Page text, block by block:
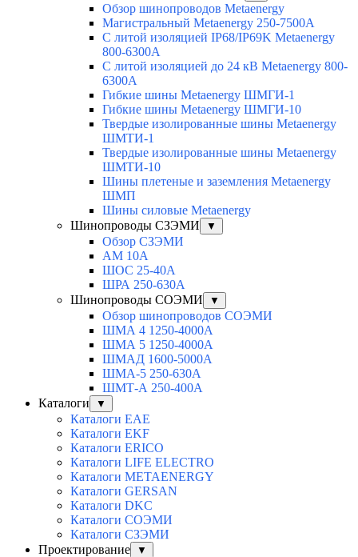
Обзор шинопроводов Metaenergy
Магистральный Metaenergy 250-7500A
С литой изоляцией IP68/IP69K Metaenergy
800-6300A
С литой изоляцией до 24 кВ Metaenergy 800-
6300A
Гибкие шины Metaenergy ШМГИ-1
Гибкие шины Metaenergy ШМГИ-10
Твердые изолированные шины Metaenergy
ШМТИ-1
Твердые изолированные шины Metaenergy
ШМТИ-10
Шины плетеные и заземления Metaenergy
ШМП
Шины силовые Metaenergy
Шинопроводы СЗЭМИ
▼
Обзор СЗЭМИ
АМ 10А
ШОС 25-40А
ШРА 250-630А
Шинопроводы СОЭМИ
▼
Обзор шинопроводов СОЭМИ
ШМА 4 1250-4000А
ШМА 5 1250-4000А
ШМАД 1600-5000А
ШМА-5 250-630А
ШМТ-А 250-400А
Каталоги
▼
Каталоги EAE
Каталоги EKF
Каталоги ERICO
Каталоги LIFE ELECTRO
Каталоги METAENERGY
Каталоги GERSAN
Каталоги DKC
Каталоги СОЭМИ
Каталоги СЗЭМИ
Проектирование
▼